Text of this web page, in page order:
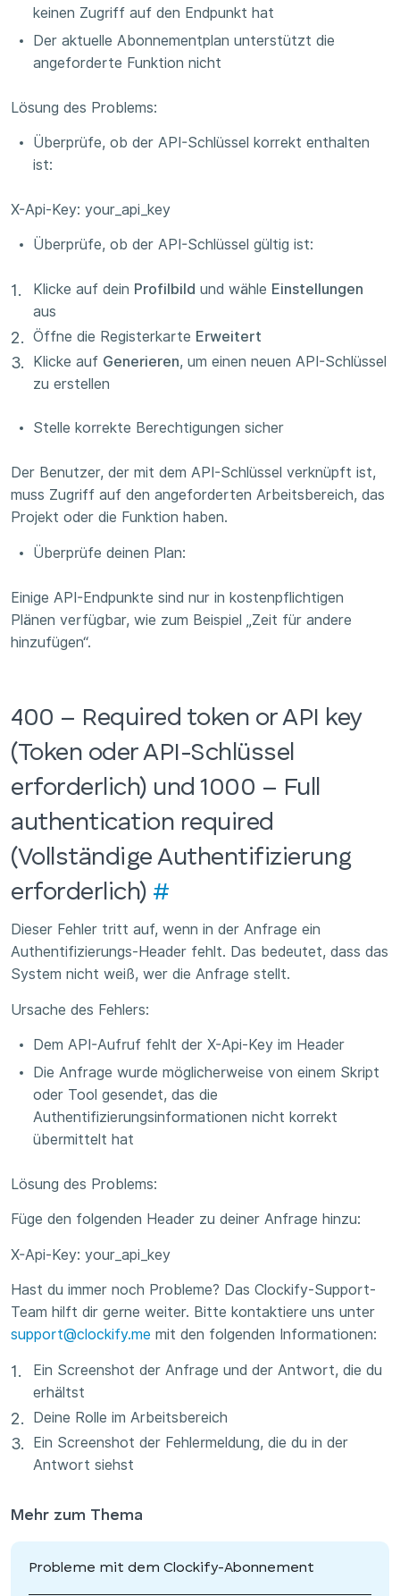
keinen Zugriff auf den Endpunkt hat
Der aktuelle Abonnementplan unterstützt die
angeforderte Funktion nicht
Lösung des Problems:
Überprüfe, ob der API-Schlüssel korrekt enthalten
ist:
X-Api-Key: your_api_key
Überprüfe, ob der API-Schlüssel gültig ist:
Klicke auf dein Profilbild und wähle Einstellungen
aus
Öffne die Registerkarte Erweitert
Klicke auf Generieren, um einen neuen API-Schlüssel
zu erstellen
Stelle korrekte Berechtigungen sicher
Der Benutzer, der mit dem API-Schlüssel verknüpft ist,
muss Zugriff auf den angeforderten Arbeitsbereich, das
Projekt oder die Funktion haben.
Überprüfe deinen Plan:
Einige API-Endpunkte sind nur in kostenpflichtigen
Plänen verfügbar, wie zum Beispiel „Zeit für andere
hinzufügen“.
400 – Required token or API key
(Token oder API-Schlüssel
erforderlich) und 1000 – Full
authentication required
(Vollständige Authentifizierung
erforderlich) #
Dieser Fehler tritt auf, wenn in der Anfrage ein
Authentifizierungs-Header fehlt. Das bedeutet, dass das
System nicht weiß, wer die Anfrage stellt.
Ursache des Fehlers:
Dem API-Aufruf fehlt der X-Api-Key im Header
Die Anfrage wurde möglicherweise von einem Skript
oder Tool gesendet, das die
Authentifizierungsinformationen nicht korrekt
übermittelt hat
Lösung des Problems:
Füge den folgenden Header zu deiner Anfrage hinzu:
X-Api-Key: your_api_key
Hast du immer noch Probleme? Das Clockify-Support-
Team hilft dir gerne weiter. Bitte kontaktiere uns unter
support@clockify.me mit den folgenden Informationen:
Ein Screenshot der Anfrage und der Antwort, die du
erhältst
Deine Rolle im Arbeitsbereich
Ein Screenshot der Fehlermeldung, die du in der
Antwort siehst
Mehr zum Thema
Probleme mit dem Clockify-Abonnement